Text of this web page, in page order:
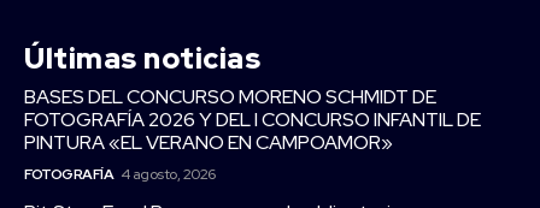
Últimas noticias
BASES DEL CONCURSO MORENO SCHMIDT DE
FOTOGRAFÍA 2026 Y DEL I CONCURSO INFANTIL DE
PINTURA «EL VERANO EN CAMPOAMOR»
FOTOGRAFÍA 4 agosto, 2026